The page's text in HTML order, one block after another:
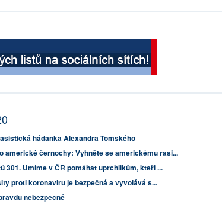
hádanka Alexandra Tomského
americké černochy: Vyhněte se americkému rasi...
301. Umíme v ČR pomáhat uprchlíkům, kteří ...
proti koronaviru je bezpečná a vyvolává s...
nebezpečné